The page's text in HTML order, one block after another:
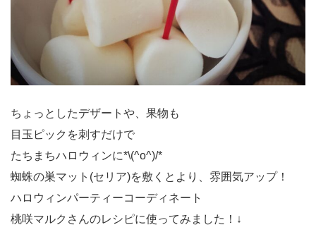
ちょっとしたデザートや、果物も
目玉ピックを刺すだけで
たちまちハロウィンに*\(^o^)/*
蜘蛛の巣マット(セリア)を敷くとより、雰囲気アップ！
ハロウィンパーティーコーディネート
桃咲マルクさんのレシピに使ってみました！↓